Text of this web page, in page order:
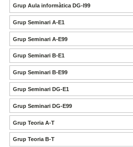
Grup Aula informàtica DG-I99
Grup Seminari A-E1
Grup Seminari A-E99
Grup Seminari B-E1
Grup Seminari B-E99
Grup Seminari DG-E1
Grup Seminari DG-E99
Grup Teoria A-T
Grup Teoria B-T